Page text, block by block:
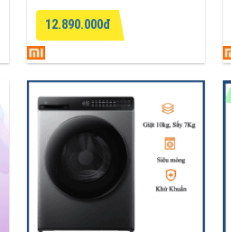
12.890.000đ